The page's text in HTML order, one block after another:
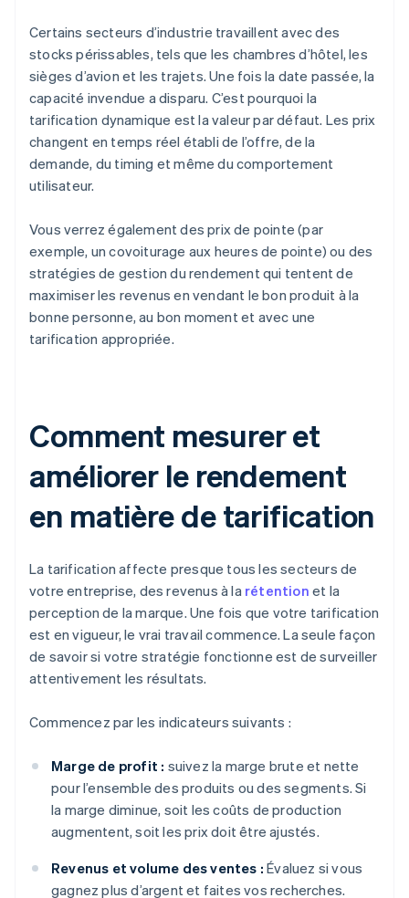
Certains secteurs d’industrie travaillent avec des
stocks périssables, tels que les chambres d’hôtel, les
sièges d’avion et les trajets. Une fois la date passée, la
capacité invendue a disparu. C’est pourquoi la
tarification dynamique est la valeur par défaut. Les prix
changent en temps réel établi de l’offre, de la
demande, du timing et même du comportement
utilisateur.
Vous verrez également des prix de pointe (par
exemple, un covoiturage aux heures de pointe) ou des
stratégies de gestion du rendement qui tentent de
maximiser les revenus en vendant le bon produit à la
bonne personne, au bon moment et avec une
tarification appropriée.
Comment mesurer et
améliorer le rendement
en matière de tarification
La tarification affecte presque tous les secteurs de
votre entreprise, des revenus à la rétention et la
perception de la marque. Une fois que votre tarification
est en vigueur, le vrai travail commence. La seule façon
de savoir si votre stratégie fonctionne est de surveiller
attentivement les résultats.
Commencez par les indicateurs suivants :
Marge de profit : suivez la marge brute et nette
pour l’ensemble des produits ou des segments. Si
la marge diminue, soit les coûts de production
augmentent, soit les prix doit être ajustés.
Revenus et volume des ventes : Évaluez si vous
gagnez plus d’argent et faites vos recherches.